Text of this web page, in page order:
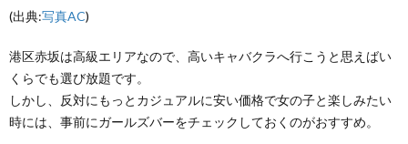
(出典:写真AC)
港区赤坂は高級エリアなので、高いキャバクラへ行こうと思えばい
くらでも選び放題です。
しかし、反対にもっとカジュアルに安い価格で女の子と楽しみたい
時には、事前にガールズバーをチェックしておくのがおすすめ。